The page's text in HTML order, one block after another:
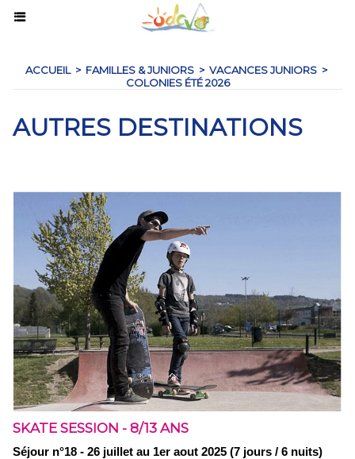
ACCUEIL > FAMILLES & JUNIORS > VACANCES JUNIORS >
COLONIES ÉTÉ 2026
AUTRES DESTINATIONS
SKATE SESSION - 8/13 ANS
Séjour n°18 - 26 juillet au 1er aout 2025 (7 jours / 6 nuits)